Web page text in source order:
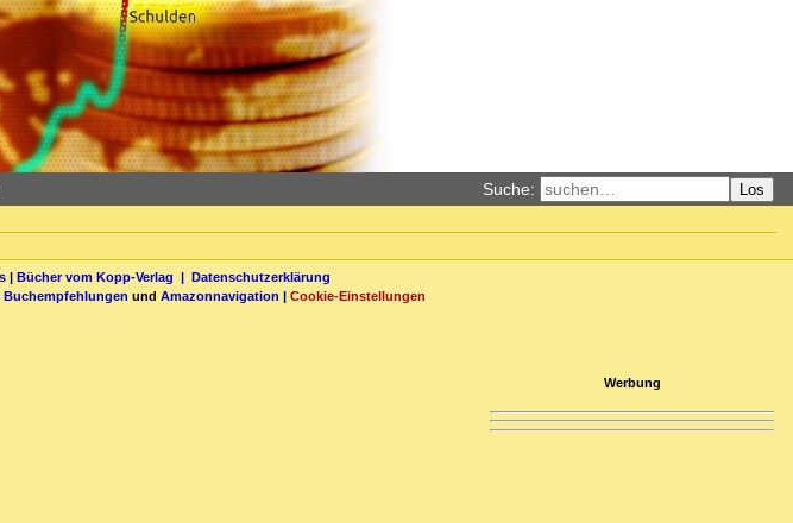
Suche: Los
| Bücher vom Kopp-Verlag | Datenschutzerklärung
Buchempfehlungen und Amazonnavigation | Cookie-Einstellungen
Werbung